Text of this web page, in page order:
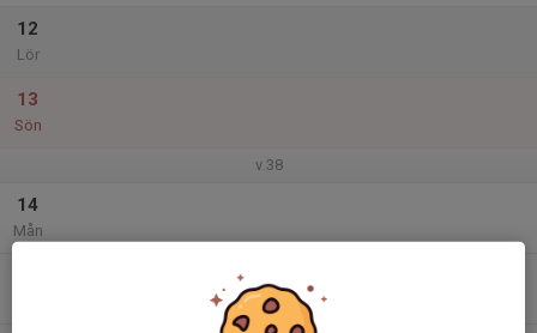
12
Lör
13
Sön
v.38
14
Mån